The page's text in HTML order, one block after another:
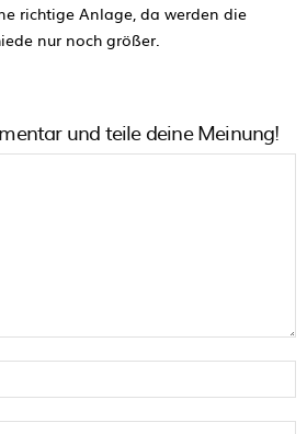
richtige Anlage, da werden die
nur noch größer.
und teile deine Meinung!